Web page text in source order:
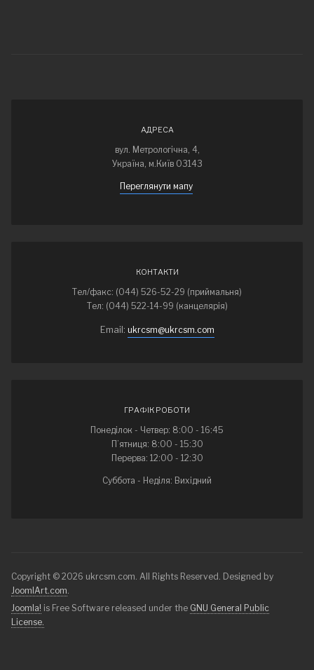
АДРЕСА
вул. Метрологічна, 4,
Україна, м.Київ 03143
Переглянути мапу
КОНТАКТИ
Тел/факс: (044) 526-52-29 (приймальня)
Тел: (044) 522-14-99 (канцелярія)
Email: ukrcsm@ukrcsm.com
ГРАФІК РОБОТИ
Понеділок - Четвер: 8:00 - 16:45
П’ятниця: 8:00 - 15:30
Перерва: 12:00 - 12:30
Суббота - Неділя: Вихідний
Copyright © 2026 ukrcsm.com. All Rights Reserved. Designed by
JoomlArt.com.
Joomla! is Free Software released under the GNU General Public
License.